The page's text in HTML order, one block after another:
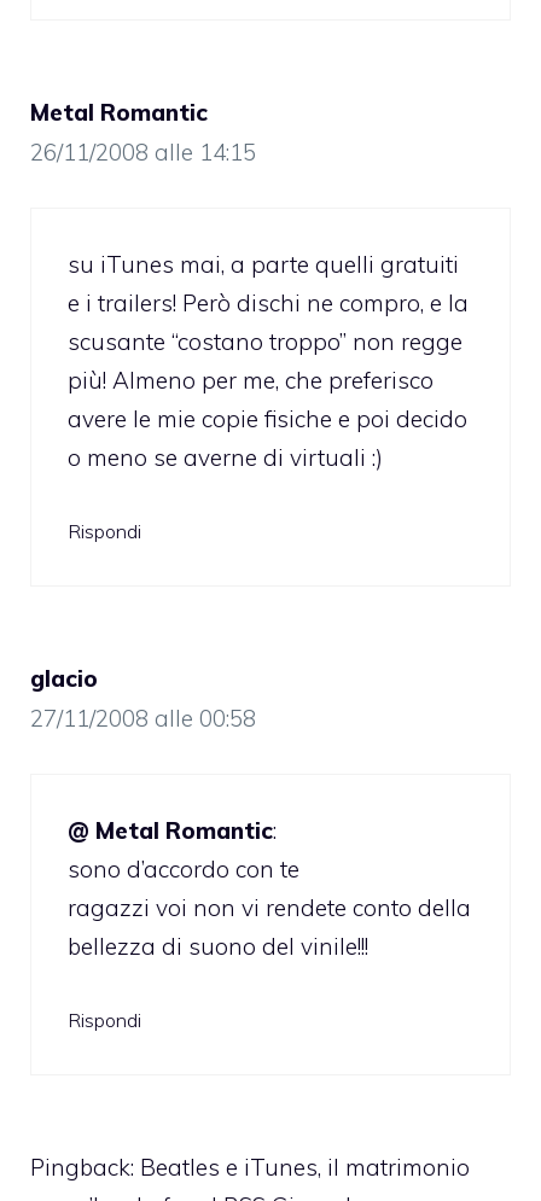
Metal Romantic
26/11/2008 alle 14:15
su iTunes mai, a parte quelli gratuiti
e i trailers! Però dischi ne compro, e la
scusante “costano troppo” non regge
più! Almeno per me, che preferisco
avere le mie copie fisiche e poi decido
o meno se averne di virtuali :)
Rispondi
glacio
27/11/2008 alle 00:58
@ Metal Romantic:
sono d’accordo con te
ragazzi voi non vi rendete conto della
bellezza di suono del vinile!!!
Rispondi
Pingback: Beatles e iTunes, il matrimonio